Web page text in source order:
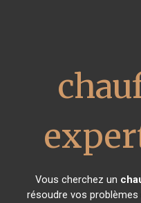
Vous cherchez un
résoudre vos